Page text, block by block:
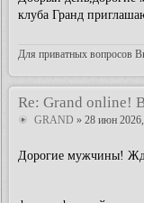
клуба Гранд
Для приватных вопросов
Re: Grand online!
GRAND » 28 июн
Дорогие мужчины!